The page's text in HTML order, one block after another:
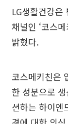
LG생활건강은
채널인 ‘코스
밝혔다.
코스메키친은
한 성분으로
션하는 하이엔